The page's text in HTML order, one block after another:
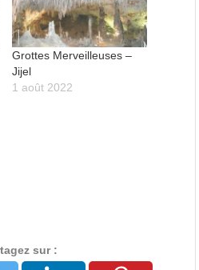
Grottes Merveilleuses –
Jijel
1 août 2022
sur :